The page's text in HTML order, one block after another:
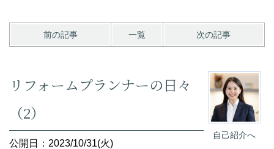
前の記事 一覧 次の記事
自己紹介へ
リフォームプランナーの日々
（2）
公開日：2023/10/31(火)